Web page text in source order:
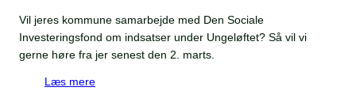
Vil jeres kommune samarbejde med Den Sociale
Investeringsfond om indsatser under Ungeløftet? Så vil vi
gerne høre fra jer senest den 2. marts.
Læs mere